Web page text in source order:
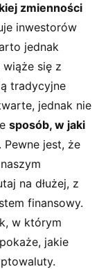
zmienności
inwestorów
jednak
się z
tradycyjne
jednak ​nie
sposób, w jaki
.⁤ Pewne jest, że
na dłużej, z
finansowy.
w którym
jakie